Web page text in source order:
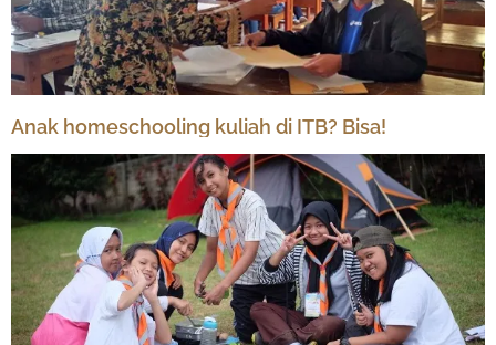
Anak homeschooling kuliah di ITB? Bisa!